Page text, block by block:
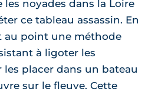
noyades dans la Loire
ce tableau assassin. En
au point une méthode
à ligoter les
placer dans un bateau
sur le fleuve. Cette